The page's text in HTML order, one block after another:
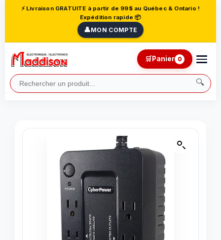
⚡ Livraison GRATUITE à partir de 99$ au Québec & Ontario !
Expédition rapide 📦
👤MON COMPTE
🔍
🛒Panier 0